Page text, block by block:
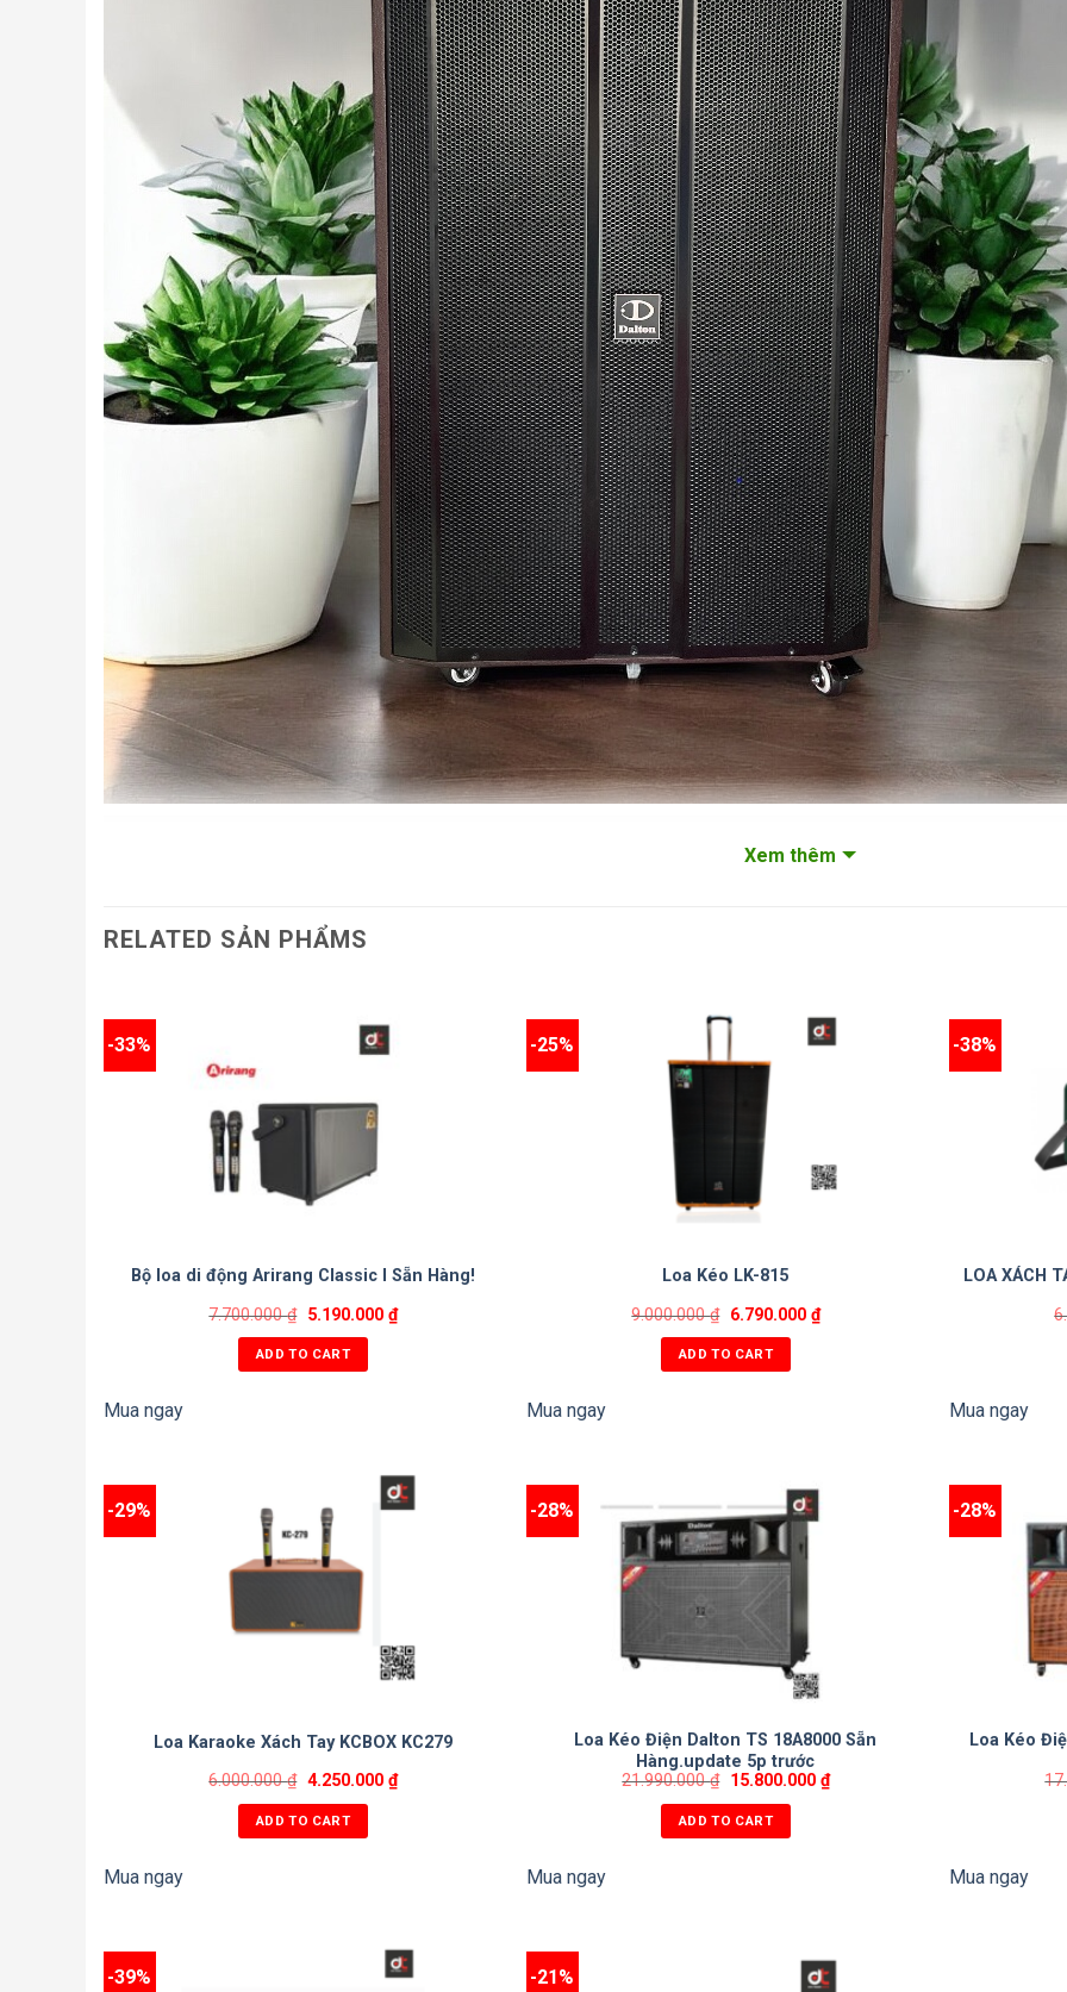
Xem thêm
RELATED SẢN PHẨMS
-33%
Bộ loa di động Arirang Classic I Sẵn Hàng!
7.700.000₫ 5.190.000 ₫
ADD TO CART
Mua ngay
-25%
Loa Kéo LK-815
9.000.000₫ 6.790.000 ₫
ADD TO CART
Mua ngay
-38%
LOA XÁCH
Mua ngay
-29%
Loa Karaoke Xách Tay KCBOX KC279
6.000.000₫ 4.250.000 ₫
ADD TO CART
Mua ngay
-28%
Loa Kéo Điện Dalton TS 18A8000 Sẵn
Hàng.update 5p trước
21.990.000₫ 15.800.000 ₫
ADD TO CART
Mua ngay
-28%
Loa Kéo
Mua ngay
-39% -21%